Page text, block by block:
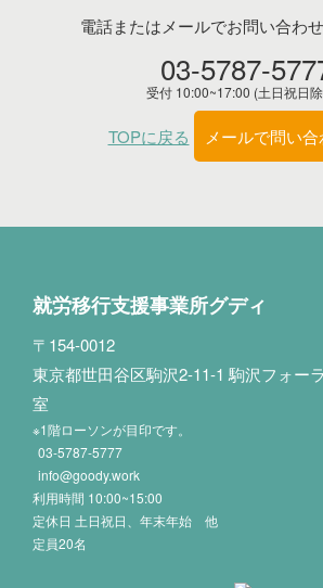
電話またはメールでお問い合わせ
03-5787-
受付 10:00~17:00 (土日祝日
TOPに戻る メールで問い
就労移行支援事業所グディ
〒154-0012
東京都世田谷区駒沢2-11-1 駒沢フォー
室
※1階ローソンが目印です。
03-5787-5777
info@goody.work
利用時間 10:00~15:00
定休日 土日祝日、年末年始 他
定員20名